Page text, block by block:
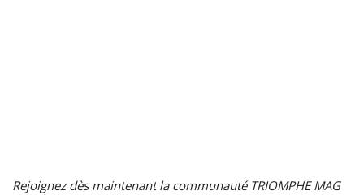
Rejoignez dès maintenant la communauté TRIOMPHE MAG